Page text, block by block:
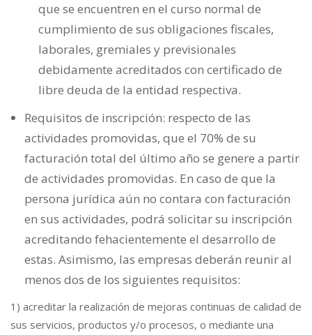
que se encuentren en el curso normal de
cumplimiento de sus obligaciones fiscales,
laborales, gremiales y previsionales
debidamente acreditados con certificado de
libre deuda de la entidad respectiva.
Requisitos de inscripción: respecto de las
actividades promovidas, que el 70% de su
facturación total del último año se genere a partir
de actividades promovidas. En caso de que la
persona jurídica aún no contara con facturación
en sus actividades, podrá solicitar su inscripción
acreditando fehacientemente el desarrollo de
estas. Asimismo, las empresas deberán reunir al
menos dos de los siguientes requisitos:
1) acreditar la realización de mejoras continuas de calidad de
sus servicios, productos y/o procesos, o mediante una